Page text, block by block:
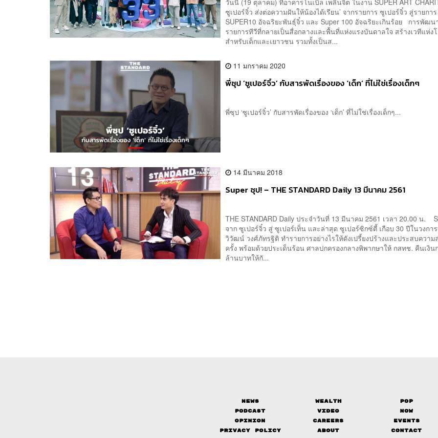
วันนี้ (19 ตุลาคม) ที่อาคารโนเบิล เพลินจิต ในงาน SUPER ART
ซูเปอร์จิ๋ว ส่งต่อความฝันให้น้องได้เรียน’ จากรายการ ซูเปอร์จิ๋ว สู่รายการ
SUPER10 อัจฉริยะพันธุ์จิ๋ว และ Super 100 อัจฉริยะเกินร้อย การพัฒน
รายการทีวีที่กลายเป็นสื่อกลางและพื้นที่แห่งแรงบันดาลใจ สร้างเวทีแห่ง
สำหรับเด็กและเยาวชน รวมทั้งเป็นส...
11 มกราคม 2020
พี่ซุป ‘ซูเปอร์จิ๋ว’ กับสารพัดเรื่องของ ‘เด็ก’ ที่ไม่ใช่เรื่องเด็กๆ
พี่ซุป ‘ซูเปอร์จิ๋ว’ กับสารพัดเรื่องของ ‘เด็ก’ ที่ไม่ใช่เรื่องเด็กๆ...
14 มีนาคม 2018
Super ซุป! – THE STANDARD Daily 13 มีนาคม 2561
THE STANDARD Daily ประจำวันที่ 13 มีนาคม 2561 เวลา 20.00 น.
จาก ซูเปอร์จิ๋ว สู่ ซูเปอร์เท็น และล่าสุด ซูเปอร์ซิกซ์ตี้ เกือบ 30 ปีในวงกา
วิวัฒน์ วงศ์ภัทรฐิติ ทำรายการอย่างไรให้ดังเปรี้ยงปร้างและประสบความ
ครั้ง พร้อมด้วยประเด็นร้อน ศาลปกครองกลางพิพากษาให้ กสทช. คืนเงิน
ล้านบาทให้กั...
News Wealth
Pop
Podcast
Video
Now
Opinion
Careers
Events
Privacy Policy
About
Contact